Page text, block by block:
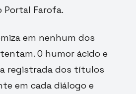
Portal Farofa.
em nenhum dos
O humor ácido e
registrada dos títulos
em cada diálogo e